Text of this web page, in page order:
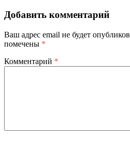
Добавить комментарий
Ваш адрес email не будет
помечены *
Комментарий *